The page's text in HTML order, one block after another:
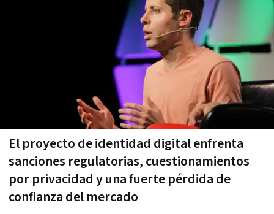
El proyecto de identidad digital enfrenta
sanciones regulatorias, cuestionamientos
por privacidad y una fuerte pérdida de
confianza del mercado